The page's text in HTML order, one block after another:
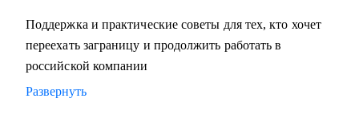
Поддержка и практические советы для тех, кто хочет
переехать заграницу и продолжить работать в
российской компании
Развернуть